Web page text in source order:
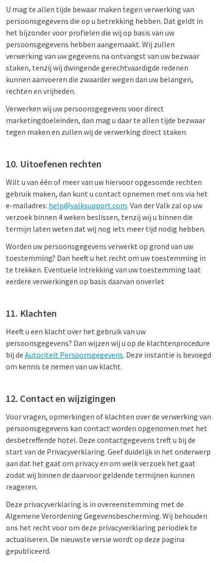
U mag te allen tijde bewaar maken tegen verwerking van
persoonsgegevens die op u betrekking hebben. Dat geldt in
het bijzonder voor profielen die wij op basis van uw
persoonsgegevens hebben aangemaakt. Wij zullen
verwerking van uw gegevens na ontvangst van uw bezwaar
staken, tenzij wij dwingende gerechtvaardigde redenen
kunnen aanvoeren die zwaarder wegen dan uw belangen,
rechten en vrijheden.
Verwerken wij uw persoonsgegevens voor direct
marketingdoeleinden, dan mag u daar te allen tijde bezwaar
tegen maken en zullen wij de verwerking direct staken.
10. Uitoefenen rechten
Wilt u van één of meer van uw hiervoor opgesomde rechten
gebruik maken, dan kunt u contact opnemen met ons via het
e-mailadres: help@valksupport.com. Van der Valk zal op uw
verzoek binnen 4 weken beslissen, tenzij wij u binnen die
termijn laten weten dat wij nog iets meer tijd nodig hebben.
Worden uw persoonsgegevens verwerkt op grond van uw
toestemming? Dan heeft u het recht om uw toestemming in
te trekken. Eventuele intrekking van uw toestemming laat
eerdere verwerkingen op basis daarvan onverlet
11. Klachten
Heeft u een klacht over het gebruik van uw
persoonsgegevens? Dan wijzen wij u op de klachtenprocedure
bij de Autoriteit Persoonsgegevens. Deze instantie is bevoegd
om kennis te nemen van uw klacht.
12. Contact en wijzigingen
Voor vragen, opmerkingen of klachten over de verwerking van
persoonsgegevens kan contact worden opgenomen met het
desbetreffende hotel. Deze contactgegevens treft u bij de
start van de Privacyverklaring. Geef duidelijk in het onderwerp
aan dat het gaat om privacy en om welk verzoek het gaat
zodat wij binnen de daarvoor geldende termijnen kunnen
reageren.
Deze privacyverklaring is in overeenstemming met de
Algemene Verordening Gegevensbescherming. Wij behouden
ons het recht voor om deze privacyverklaring periodiek te
actualiseren. De nieuwste versie wordt op deze pagina
gepubliceerd.